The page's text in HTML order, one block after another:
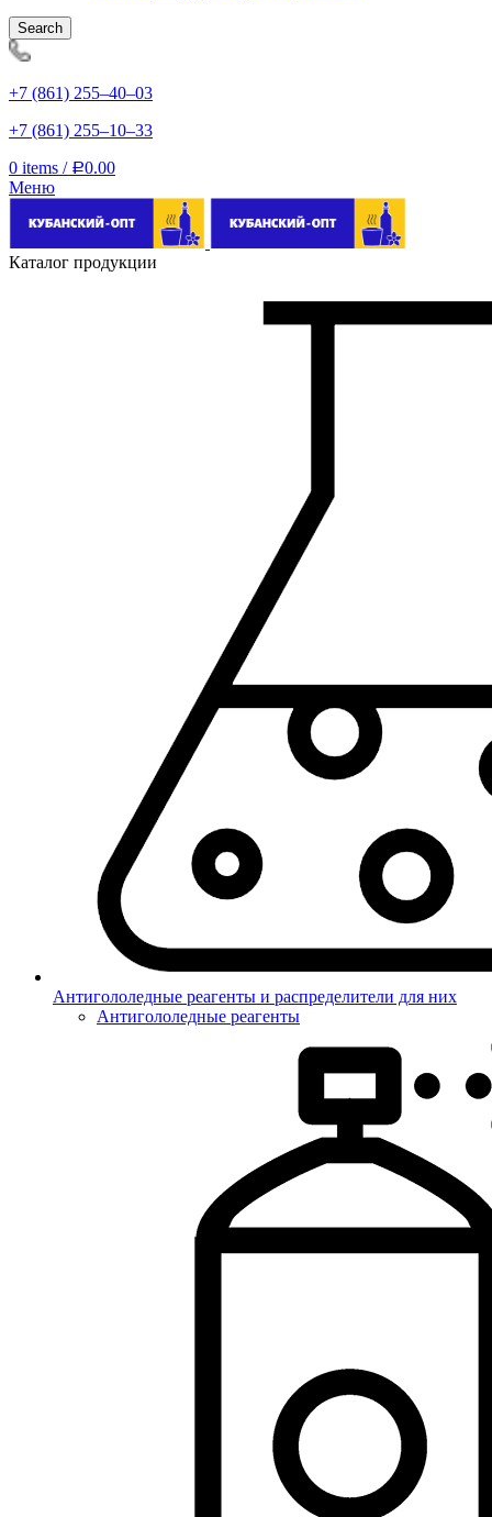
Search
+7 (861) 255‒40‒03
+7 (861) 255‒10‒33
0 items / Р0.00
Меню
Каталог продукции
Антигололедные реагенты и распределители для них
Антигололедные реагенты